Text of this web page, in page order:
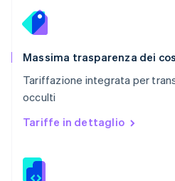
Massima trasparenza dei
Tariffazione integrata per
occulti
Tariffe in dettaglio
RAS di Hong Kong, Cina
English
English
English
Romania
English
Slovacchia